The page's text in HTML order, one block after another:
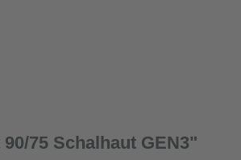
75 Schalhaut GEN3"